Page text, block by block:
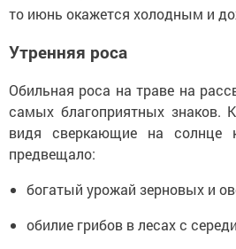
то июнь окажется холодным и
Утренняя роса
Обильная роса на траве на
самых благоприятных знаков.
видя сверкающие на солнце
предвещало:
богатый урожай зерновых и
обилие грибов в лесах с